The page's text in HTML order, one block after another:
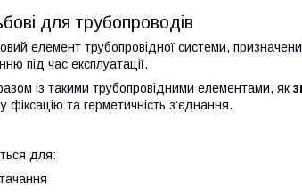
для трубопроводів
елемент трубопровідної системи,
під час експлуатації.
із такими трубопровідними елементами, як
фіксацію та герметичність з’єднання.
для: